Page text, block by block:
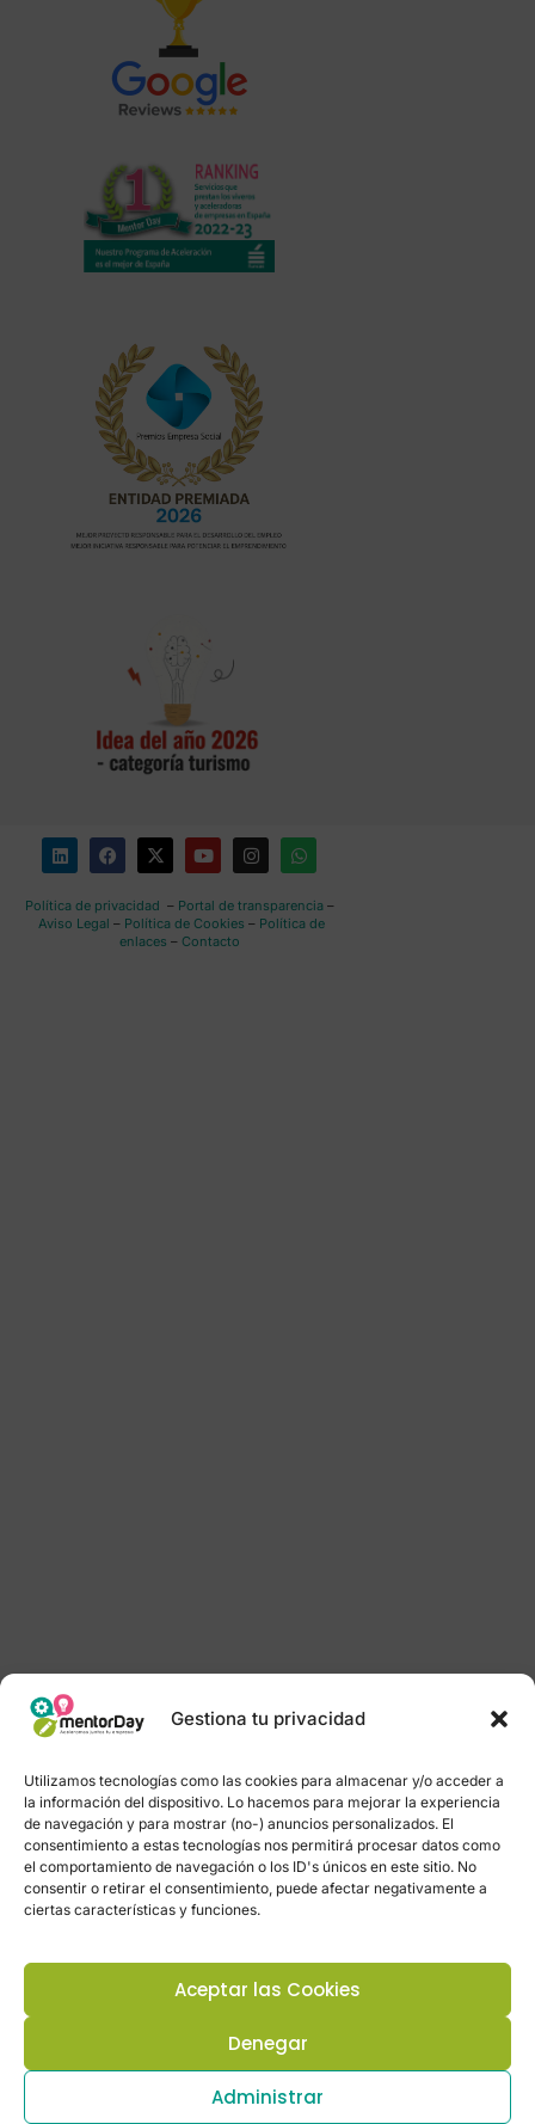
Gestiona tu privacidad
Utilizamos tecnologías como las cookies para almacenar y/o acceder a
la información del dispositivo. Lo hacemos para mejorar la experiencia
de navegación y para mostrar (no-) anuncios personalizados. El
consentimiento a estas tecnologías nos permitirá procesar datos como
el comportamiento de navegación o los ID's únicos en este sitio. No
consentir o retirar el consentimiento, puede afectar negativamente a
ciertas características y funciones.
Aceptar las Cookies
Denegar
Administrar
Política de privacidad – Portal de transparencia–
Aviso Legal – Política de Cookies – Política de
enlaces – Contacto